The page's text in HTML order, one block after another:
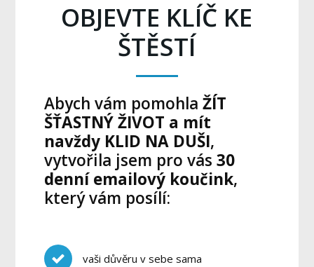
OBJEVTE KLÍČ KE
ŠTĚSTÍ
Abych vám pomohla ŽÍT
ŠŤASTNÝ ŽIVOT a mít
navždy KLID NA DUŠI,
vytvořila jsem pro vás 30
denní emailový koučink,
který vám posílí:
vaši důvěru v sebe sama